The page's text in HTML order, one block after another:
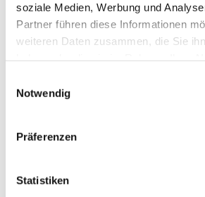
soziale Medien, Werbung und
Partner führen diese Informationen
weiteren Daten zusammen, die Sie
Notwendig
Präferenzen
Statistiken
suchen kannst. Egal, ob Du eine neue
Herausforderung suchst, einen
planst oder einfach eine Stelle in